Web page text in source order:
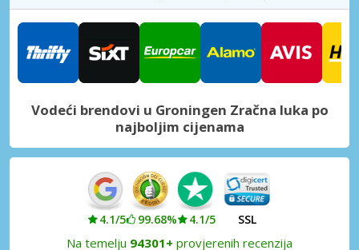
Vodeći brendovi u Groningen Zračna luka po
najboljim cijenama
4.1/5 99.68% 4.1/5 SSL
Na temelju 94301+ provjerenih recenzija